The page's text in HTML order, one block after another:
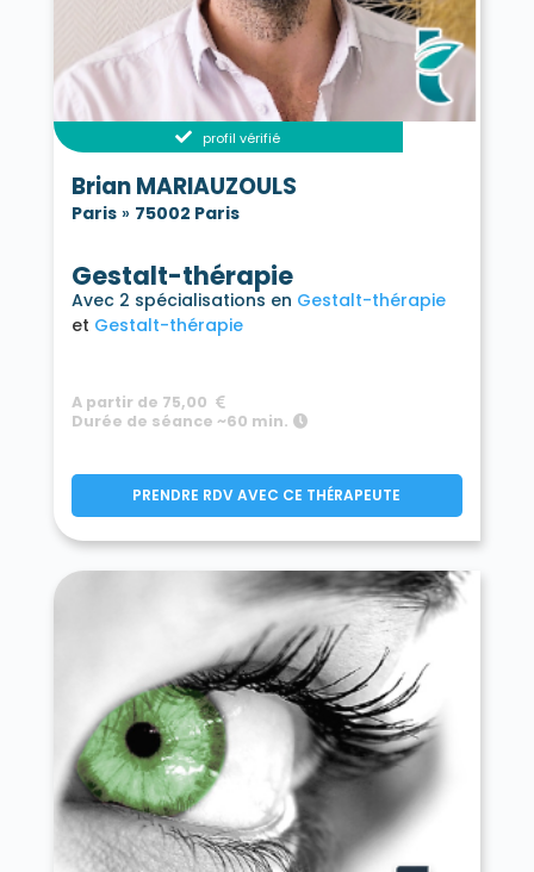
profil vérifié
Brian MARIAUZOULS
Paris» 75002 Paris
Gestalt-thérapie
Avec 2 spécialisations en Gestalt-thérapie
Gestalt-thérapie
A partir de 75,00
Durée de séance ~60 min.
PRENDRE RDV AVEC CE THÉRAPEUTE